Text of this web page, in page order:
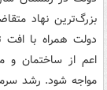
بزرگ‌ترین نهاد
دولت همراه با
مواجه شود. رشد